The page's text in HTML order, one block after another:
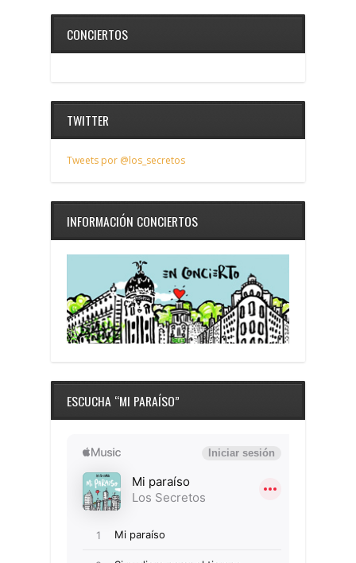
CONCIERTOS
TWITTER
Tweets por @los_secretos
INFORMACIÓN CONCIERTOS
ESCUCHA “MI PARAÍSO”